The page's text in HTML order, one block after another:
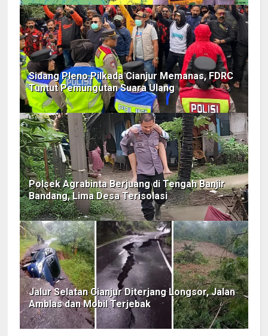
Sidang Pleno Pilkada Cianjur Memanas, FDRC
Tuntut Pemungutan Suara Ulang
Polsek Agrabinta Berjuang di Tengah Banjir
Bandang, Lima Desa Terisolasi
Jalur Selatan Cianjur Diterjang Longsor, Jalan
Amblas dan Mobil Terjebak